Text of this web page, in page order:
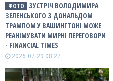
ФОТО
ЗУСТРІЧ ВОЛОДИМИРА
ЗЕЛЕНСЬКОГО З ДОНАЛЬДОМ
ТРАМПОМ У ВАШИНГТОНІ МОЖЕ
РЕАНІМУВАТИ МИРНІ ПЕРЕГОВОРИ
- FINANCIAL TIMES
2026-07-29 08:27